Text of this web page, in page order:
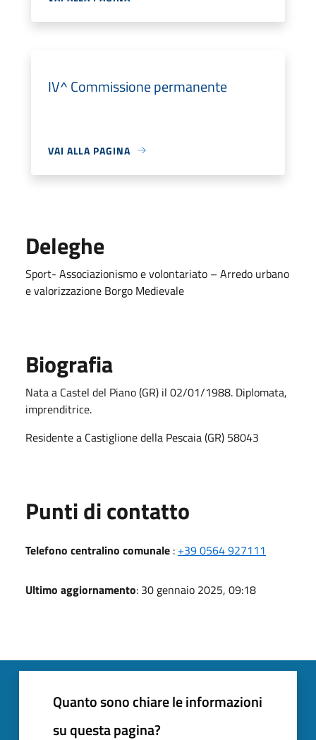
IV^ Commissione permanente
VAI ALLA PAGINA
Deleghe
Sport- Associazionismo e volontariato – Arredo urbano
e valorizzazione Borgo Medievale
Biografia
Nata a Castel del Piano (GR) il 02/01/1988. Diplomata,
imprenditrice.
Residente a Castiglione della Pescaia (GR) 58043
Punti di contatto
Telefono centralino comunale : +39 0564 927111
Ultimo aggiornamento: 30 gennaio 2025, 09:18
Quanto sono chiare le informazioni
su questa pagina?